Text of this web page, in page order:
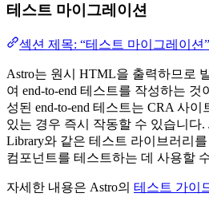
테스트 마이그레이션
섹션 제목: “테스트 마이그레이션”
Astro는 원시 HTML을 출력하므로
여 end-to-end 테스트를 작성하는
성된 end-to-end 테스트는 CRA 사
있는 경우 즉시 작동할 수 있습니다.
Library와 같은 테스트 라이브러리
컴포넌트를 테스트하는 데 사용할
자세한 내용은 Astro의 테스트 가이